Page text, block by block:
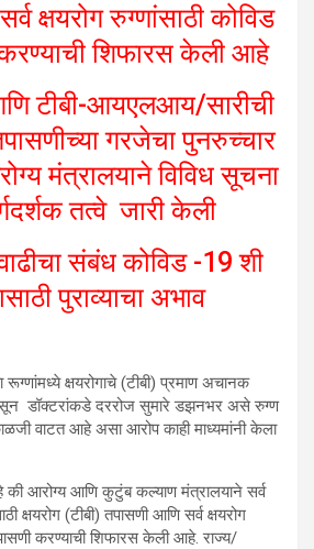
क्षयरोग रुग्णांसाठी कोविड
शिफारस केली आहे
टीबी-आयएलआय/सारीची
गरजेचा पुनरुच्चार
मंत्रालयाने विविध सूचना
तत्वे जारी केली
संबंध कोविड -19 शी
पुराव्याचा अभाव
क्षयरोगाचे (टीबी) प्रमाण अचानक
डॉक्टरांकडे दररोज सुमारे डझनभर असे रुग्ण
वाटत आहे असा आरोप काही माध्यमांनी केला
आरोग्य आणि कुटुंब कल्याण मंत्रालयाने सर्व
क्षयरोग (टीबी) तपासणी आणि सर्व क्षयरोग
करण्याची शिफारस केली आहे. राज्य/